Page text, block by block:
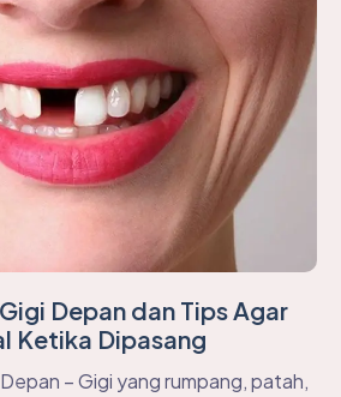
Depan dan Tips Agar
Ketika Dipasang
– Gigi yang rumpang, patah,